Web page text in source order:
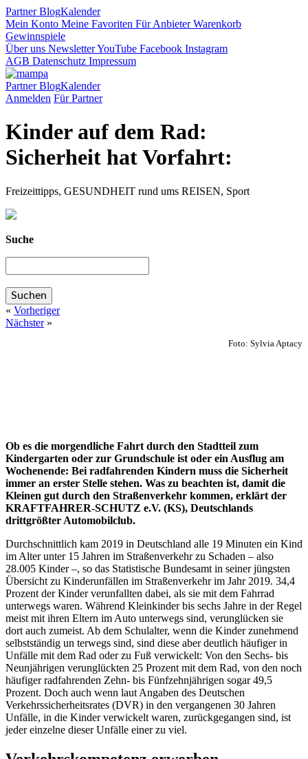
PartnerBlogKalender
Mein Konto Meine Favoriten Für AnbieterWarenkorb
Gewinnspiele
Über uns NewsletterYouTube Facebook Instagram
AGB Datenschutz Impressum
PartnerBlogKalender
Anmelden Für Partner
Kinder auf dem Rad:
Sicherheit hat Vorfahrt:
Freizeittipps, GESUNDHEIT rund ums REISEN, Sport
Suche
« Vorheriger
Nächster»
Foto: Sylvia Aptacy
Ob es die morgendliche Fahrt durch den Stadtteil zum
Kindergarten oder zur Grundschule ist oder ein Ausflug am
Wochenende: Bei radfahrenden Kindern muss die Sicherheit
immer an erster Stelle stehen. Was zu beachten ist, damit die
Kleinen gut durch den Straßenverkehr kommen, erklärt der
KRAFTFAHRER-SCHUTZ e.V. (KS), Deutschlands
drittgrößter Automobilclub.
Durchschnittlich kam 2019 in Deutschland alle 19 Minuten ein Kind
im Alter unter 15 Jahren im Straßenverkehr zu Schaden – also
28.005 Kinder –, so das Statistische Bundesamt in seiner jüngsten
Übersicht zu Kinder­unfällen im Straßenverkehr im Jahr 2019. 34,4
Prozent der Kinder verunfallten dabei, als sie mit dem Fahrrad
unterwegs waren. Während Kleinkinder bis sechs Jahre in der Regel
meist mit ihren Eltern im Auto unterwegs sind, verunglücken sie
dort auch zumeist. Ab dem Schulalter, wenn die Kinder zunehmend
selbstständig un­ terwegs sind, sind diese aber deutlich häufiger in
Unfälle mit dem Rad oder zu Fuß verwickelt: Von den Sechs- bis
Neunjährigen verunglückten 25 Prozent mit dem Rad, von den noch
häufiger radfahrenden Zehn- bis Fünfzehnjährigen sogar 49,5
Prozent. Doch auch wenn laut Angaben des Deutschen
Verkehrssicherheitsrates (DVR) in den vergangenen 30 Jahren
Unfälle, in die Kinder verwickelt waren, zurückgegangen sind, ist
jeder einzelne dieser Unfälle einer zu viel.